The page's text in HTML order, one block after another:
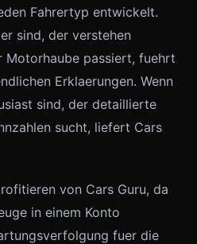
Fahrertyp entwickelt.
sind, der verstehen
Motorhaube passiert, fuehrt
Erklaerungen. Wenn
sind, der detaillierte
sucht, liefert Cars
von Cars Guru, da
in einem Konto
fuer die